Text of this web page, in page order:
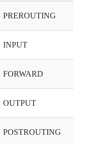
PREROUTING
INPUT
FORWARD
OUTPUT
POSTROUTING